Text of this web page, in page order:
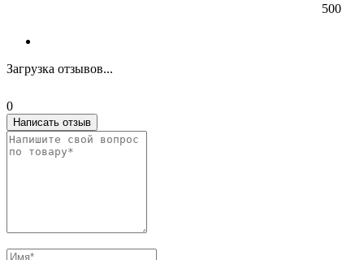
500
Загрузка отзывов...
0
Написать отзыв